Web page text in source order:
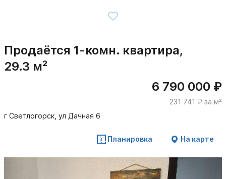
Продаётся 1-комн. квартира,
29.3 м²
6 790 000 ₽
231 741 ₽ за м²
г Светлогорск, ул Дачная 6
Планировка На карте